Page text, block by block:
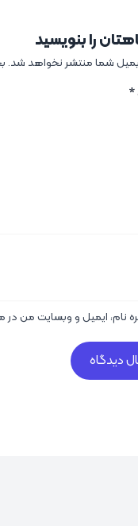
را بنویسید
شما منتشر نخواهد شد.
*
نام، ایمیل و وبسایت من در